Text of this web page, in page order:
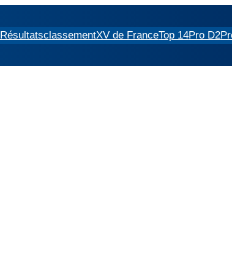
RésultatsclassementXV de FranceTop 14Pro D2